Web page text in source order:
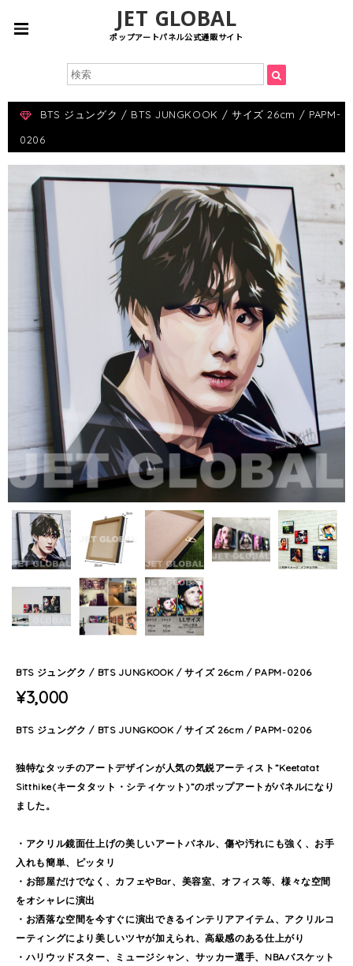
JET GLOBAL
ポップアートパネル公式通販サイト
BTS ジュングク / BTS JUNGKOOK / サイズ 26cm / PAPM-
0206
BTS ジュングク / BTS JUNGKOOK / サイズ 26cm / PAPM-0206
¥3,000
BTS ジュングク / BTS JUNGKOOK / サイズ 26cm / PAPM-0206
独特なタッチのアートデザインが人気の気鋭アーティスト”Keetatat
Sitthike(キータタット・シティケット)”のポップアートがパネルになり
ました。
・アクリル鏡面仕上げの美しいアートパネル、傷や汚れにも強く、お手
入れも簡単、ピッタリ
・お部屋だけでなく、カフェやBar、美容室、オフィス等、様々な空間
をオシャレに演出
・お洒落な空間を今すぐに演出できるインテリアアイテム、アクリルコ
ーティングにより美しいツヤが加えられ、高級感のある仕上がり
・ハリウッドスター、ミュージシャン、サッカー選手、NBAバスケット